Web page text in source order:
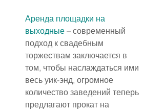
Аренда площадки на
выходные – современный
подход к свадебным
торжествам заключается в
том, чтобы наслаждаться ими
весь уик-энд, огромное
количество заведений теперь
предлагают прокат на